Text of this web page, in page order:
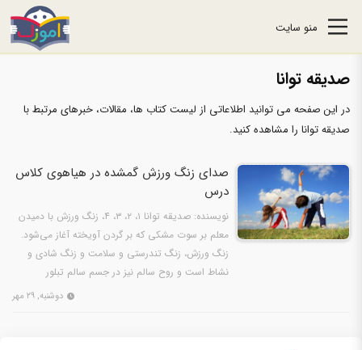
منو سایت
صدیقه توانا
در این صفحه می توانید اطلاعاتی از لیست کتاب ها، مقالات، خبرهای مرتبط با
صدیقه توانا را مشاهده کنید.
صدای زنگ ورزش گمشده در هياهوی كلاس
درس
نويسنده: صديقه توانا ۱، ۲، ۳، ۴، زنگ ورزش با دميدن
معلم بر سوت مشکي که بر گردن آويخته آغاز می‌شود.
زنگ ورزش، زنگ تندرستي و سلامت و زنگ شادی و
نشاط است و روح سالم نيز در جسم سالم تبلور
دوشنبه, ۲۹ مهر